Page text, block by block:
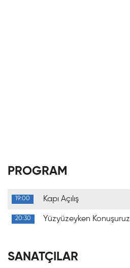
PROGRAM
19:00 Kapı Açılış
20:30 Yüzyüzeyken Konuşuruz
SANATÇILAR